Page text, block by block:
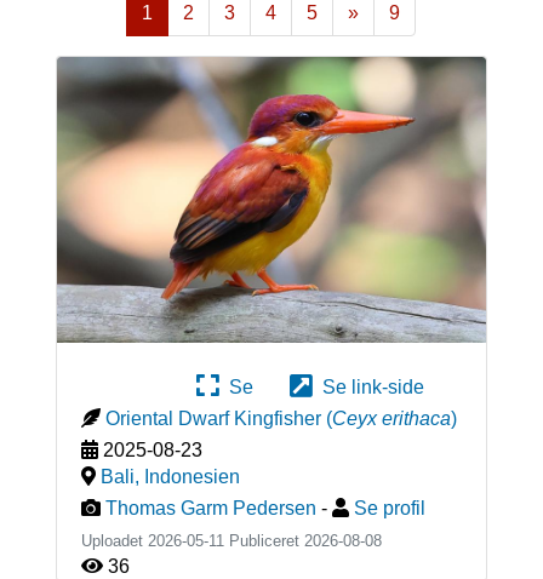
1 2 3 4 5
»
Næste
9
Se
Se link-side
Oriental Dwarf Kingfisher (Ceyx erithaca)
2025-08-23
Bali, Indonesien
Thomas Garm Pedersen - Se profil
Uploadet 2026-05-11 Publiceret 2026-08-08
36